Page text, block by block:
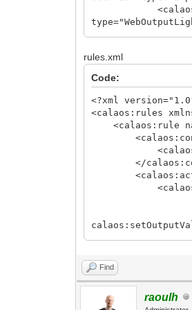
<calaos:output
</calaos:home>
rules.xml
Code:
<?xml
<calaos:rules
<calaos:rule
<calaos:input
</
<calaos:script
local test_lampe2
if test_lampe2 ==
return true
Find
raoulh